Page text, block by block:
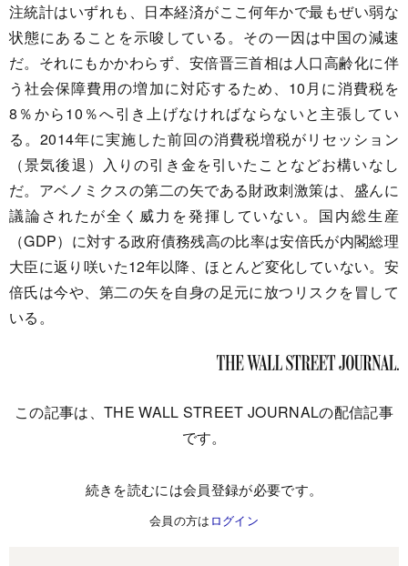
注統計はいずれも、日本経済がここ何年かで最もぜい弱な
状態にあることを示唆している。その一因は中国の減速
だ。それにもかかわらず、安倍晋三首相は人口高齢化に伴
う社会保障費用の増加に対応するため、10月に消費税を
8％から10％へ引き上げなければならないと主張してい
る。2014年に実施した前回の消費税増税がリセッション
（景気後退）入りの引き金を引いたことなどお構いなし
だ。アベノミクスの第二の矢である財政刺激策は、盛んに
議論されたが全く威力を発揮していない。国内総生産
（GDP）に対する政府債務残高の比率は安倍氏が内閣総理
大臣に返り咲いた12年以降、ほとんど変化していない。安
倍氏は今や、第二の矢を自身の足元に放つリスクを冒して
いる。
この記事は、THE WALL STREET JOURNALの配信記事
です。
続きを読むには会員登録が必要です。
会員の方は ログイン